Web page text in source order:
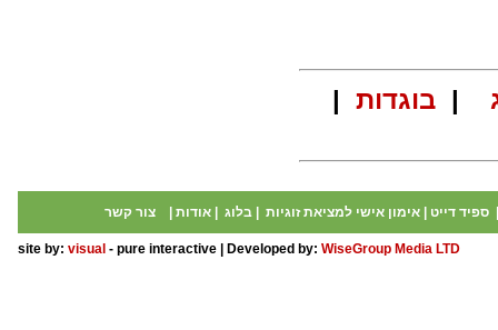
| בוגדות |
ספיד דייט אימון אישי למציאת זוגיות בלוג אודות צור קשר
site by: visual - pure interactive | Developed by: WiseGroup Media LTD